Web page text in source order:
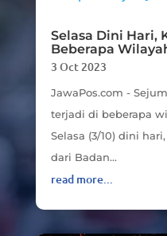
Selasa Dini Hari,
Beberapa
3 Oct 2023
JawaPos.com -
terjadi di beberapa
Selasa (3/10) dini
dari Badan...
read more...